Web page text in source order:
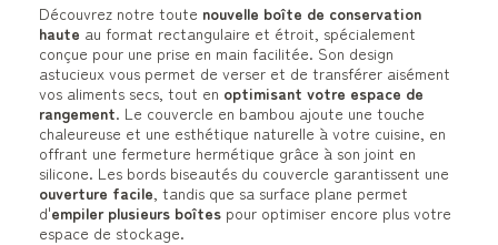
Découvrez notre toute nouvelle boîte de conservation
haute au format rectangulaire et étroit, spécialement
conçue pour une prise en main facilitée. Son design
astucieux vous permet de verser et de transférer aisément
vos aliments secs, tout en optimisant votre espace de
rangement. Le couvercle en bambou ajoute une touche
chaleureuse et une esthétique naturelle à votre cuisine, en
offrant une fermeture hermétique grâce à son joint en
silicone. Les bords biseautés du couvercle garantissent une
ouverture facile , tandis que sa surface plane permet
d'empiler plusieurs boîtes pour optimiser encore plus votre
espace de stockage.